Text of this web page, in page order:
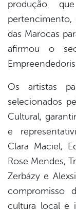
produção
pertencimento,
das Marocas
afirmou o
Os artistas
selecionados
Cultural,
e
Clara Maciel,
Rose Mendes,
Zerbázy e
compromisso
cultura local e